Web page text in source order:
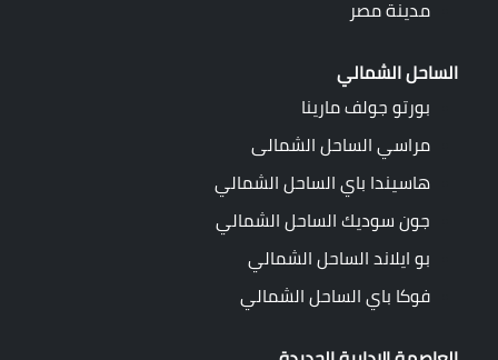
مدينة مصر
الساحل الشمالي
بورتو جولف مارينا
مراسي الساحل الشمالى
هاسيندا باي الساحل الشمالي
جون سوديك الساحل الشمالي
بو ايلاند الساحل الشمالي
فوكا باي الساحل الشمالي